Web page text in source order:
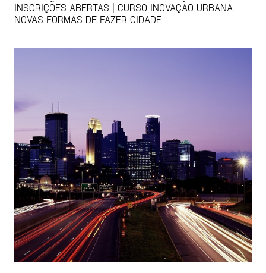
INSCRIÇÕES ABERTAS | CURSO INOVAÇÃO URBANA:
NOVAS FORMAS DE FAZER CIDADE